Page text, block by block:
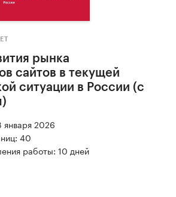
рынка
сайтов в текущей
ситуации в России (с
января 2026
40
работы: 10 дней